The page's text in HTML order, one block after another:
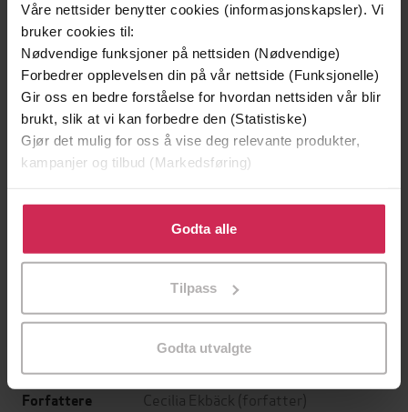
Våre nettsider benytter cookies (informasjonskapsler). Vi
bruker cookies til:
Nødvendige funksjoner på nettsiden (Nødvendige)
Forbedrer opplevelsen din på vår nettside (Funksjonelle)
Gir oss en bedre forståelse for hvordan nettsiden vår blir
brukt, slik at vi kan forbedre den (Statistiske)
Gjør det mulig for oss å vise deg relevante produkter,
kampanjer og tilbud (Markedsføring)
Klikk på «Godta alle» for å gi oss ditt samtykke til å
bruke cookies for alle disse formålene. Du kan også
tilpasse ditt samtykke til spesifikke formål ved å klikke
Godta alle
Tilpass
Godta utvalgte
Minnesota
Utskudd
Forfattere Cecilia Ekbäck (forfatter)